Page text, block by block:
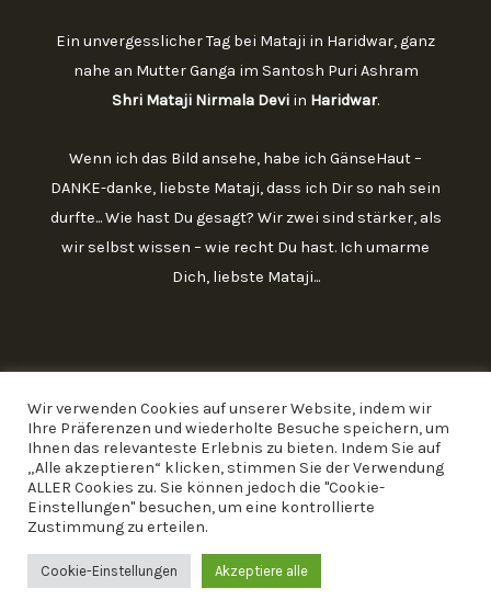
Ein unvergesslicher Tag bei Mataji in Haridwar, ganz
nahe an Mutter Ganga im Santosh Puri Ashram
Shri Mataji Nirmala Devi in Haridwar.
Wenn ich das Bild ansehe, habe ich GänseHaut –
DANKE-danke, liebste Mataji, dass ich Dir so nah sein
durfte... Wie hast Du gesagt? Wir zwei sind stärker, als
wir selbst wissen – wie recht Du hast. Ich umarme
Dich, liebste Mataji...
Copyright 2026 Rita Gumpricht
Powered by Kalpataru.de
Wir verwenden Cookies auf unserer Website, indem wir
Ihre Präferenzen und wiederholte Besuche speichern, um
Ihnen das relevanteste Erlebnis zu bieten. Indem Sie auf
„Alle akzeptieren“ klicken, stimmen Sie der Verwendung
ALLER Cookies zu. Sie können jedoch die "Cookie-
Einstellungen" besuchen, um eine kontrollierte
Zustimmung zu erteilen.
Cookie-Einstellungen Akzeptiere alle